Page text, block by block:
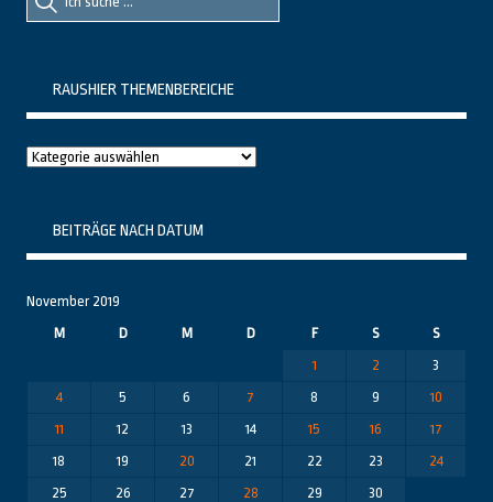
nach::
nach:
RAUSHIER THEMENBEREICHE
Raushier
BEITRÄGE NACH DATUM
November 2019
M
D M D F S
S
1
2
3
4
5 6 7 8 9
10
11
12 13 14 15 16
17
18
19 20 21 22 23
24
25
26 27 28 29 30